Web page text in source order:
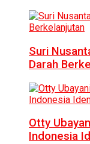
Suri
Darah
Otty
Indonesia